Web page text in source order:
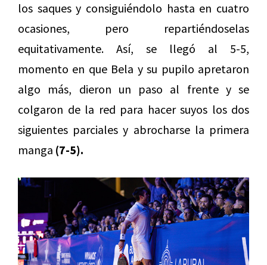
los saques y consiguiéndolo hasta en cuatro
ocasiones, pero repartiéndoselas
equitativamente. Así, se llegó al 5-5,
momento en que Bela y su pupilo apretaron
algo más, dieron un paso al frente y se
colgaron de la red para hacer suyos los dos
siguientes parciales y abrocharse la primera
manga (7-5).